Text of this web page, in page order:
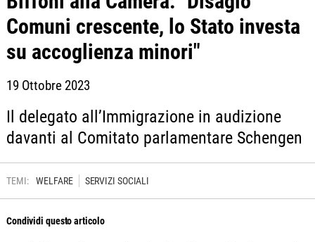
Comuni crescente, lo Stato investa
su accoglienza minori"
19 Ottobre 2023
Il delegato all’Immigrazione in audizione
davanti al Comitato parlamentare Schengen
TEMI: WELFARE SERVIZI SOCIALI
Condividi questo articolo